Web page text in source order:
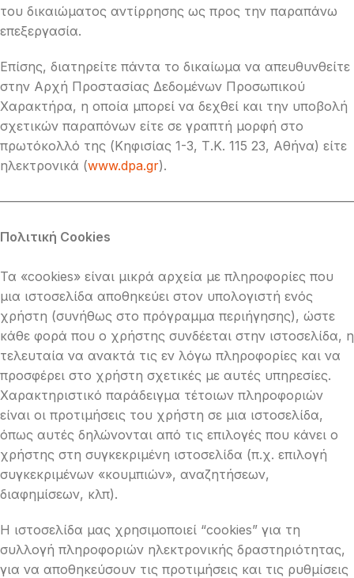
του δικαιώματος αντίρρησης ως προς την παραπάνω
επεξεργασία.
Επίσης, διατηρείτε πάντα το δικαίωμα να απευθυνθείτε
στην Αρχή Προστασίας Δεδομένων Προσωπικού
Χαρακτήρα, η οποία μπορεί να δεχθεί και την υποβολή
σχετικών παραπόνων είτε σε γραπτή μορφή στο
πρωτόκολλό της (Κηφισίας 1-3, Τ.Κ. 115 23, Αθήνα) είτε
ηλεκτρονικά (www.dpa.gr).
Πολιτική Cookies
Τα «cookies» είναι μικρά αρχεία με πληροφορίες που
μια ιστοσελίδα αποθηκεύει στον υπολογιστή ενός
χρήστη (συνήθως στο πρόγραμμα περιήγησης), ώστε
κάθε φορά που ο χρήστης συνδέεται στην ιστοσελίδα, η
τελευταία να ανακτά τις εν λόγω πληροφορίες και να
προσφέρει στο χρήστη σχετικές με αυτές υπηρεσίες.
Χαρακτηριστικό παράδειγμα τέτοιων πληροφοριών
είναι οι προτιμήσεις του χρήστη σε μια ιστοσελίδα,
όπως αυτές δηλώνονται από τις επιλογές που κάνει ο
χρήστης στη συγκεκριμένη ιστοσελίδα (π.χ. επιλογή
συγκεκριμένων «κουμπιών», αναζητήσεων,
διαφημίσεων, κλπ).
Η ιστοσελίδα μας χρησιμοποιεί “cookies” για τη
συλλογή πληροφοριών ηλεκτρονικής δραστηριότητας,
για να αποθηκεύσουν τις προτιμήσεις και τις ρυθμίσεις